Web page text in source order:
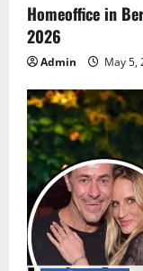
Homeoffice in
2026
Admin May 5,